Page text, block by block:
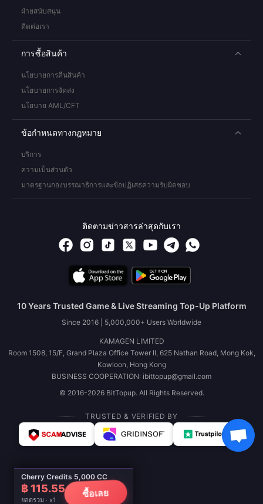
Cherry Credits 5,000 CC
฿ 115.55
ยอดรวม · x1
ซื้อเลย
ฝ่ายสนับสนุน
ติดต่อเรา
การซื้อสินค้า
นโยบายการคืนสินค้า
นโยบายการจัดส่ง
นโยบาย AML/CFT
ข้อกำหนดทางกฎหมาย
บริการ
ความเป็นส่วนตัว
มาตรฐานกองบรรณาธิการและข้อปฏิเสธความรับผิดชอบ
ติดตามข่าวสารล่าสุดกับเรา
10 Years Trusted Game & Live Streaming Top-Up Platform
Since 2016 | 5,000,000+ Users Worldwide
KAMAGEN LIMITED
Room 1508, 15/F, Grand Plaza Office Tower II, 625 Nathan Road, Mong Kok,
Kowloon, Hong Kong
BUSINESS COOPERATION: ibittopup@gmail.com
© 2016-2026 BitTopup. All Rights Reserved.
TRUSTED & VERIFIED BY